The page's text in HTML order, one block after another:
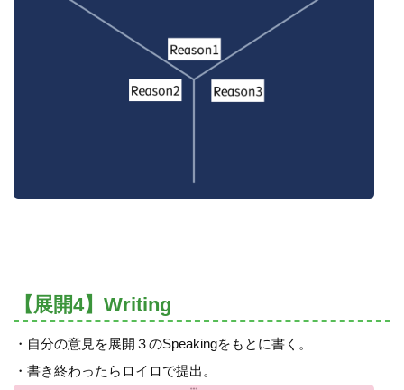
【展開4】Writing
・自分の意見を展開３のSpeakingをもとに書く。
・書き終わったらロイロで提出。